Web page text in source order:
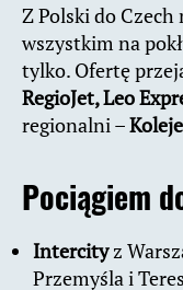
Z Polski do
wszystkim na
tylko. Ofertę
RegioJet, Leo
regionalni –
Pociągiem
Intercityz
Przemyśla i